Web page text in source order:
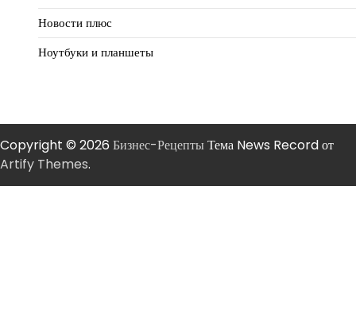
Новости плюс
Ноутбуки и планшеты
Copyright © 2026 Бизнес-РецептыТема News Record от
Artify Themes.